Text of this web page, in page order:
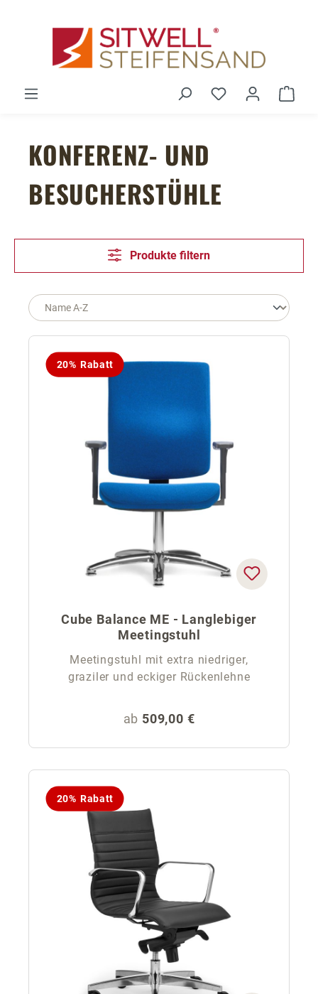
Du hast 0
KONFERENZ- UND
BESUCHERSTÜHLE
Produkte filtern
20% Rabatt
Cube Balance ME - Langlebiger
Meetingstuhl
Meetingstuhl mit extra niedriger,
graziler und eckiger Rückenlehne
Regulärer Preis:
ab 509,00 €
20% Rabatt